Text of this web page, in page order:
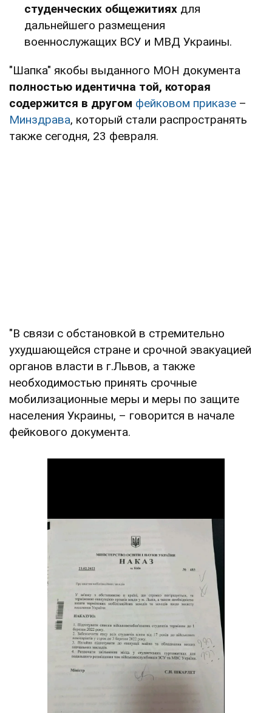
студенческих общежитиях для
дальнейшего размещения
военнослужащих ВСУ и МВД Украины.
"Шапка" якобы выданного МОН документа
полностью идентична той, которая
содержится в другом фейковом приказе –
Минздрава, который стали распространять
также сегодня, 23 февраля.
"В связи с обстановкой в стремительно
ухудшающейся стране и срочной эвакуацией
органов власти в г.Львов, а также
необходимостью принять срочные
мобилизационные меры и меры по защите
населения Украины, – говорится в начале
фейкового документа.